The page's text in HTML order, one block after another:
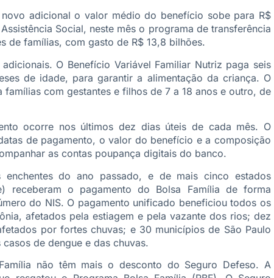
adicional o valor médio do benefício sobe para R$
Social, neste mês o programa de transferência
de famílias, com gasto de R$ 13,8 bilhões.
O Benefício Variável Familiar Nutriz paga seis
de idade, para garantir a alimentação da criança. O
com gestantes e filhos de 7 a 18 anos e outro, de
ocorre nos últimos dez dias úteis de cada mês. O
de pagamento, o valor do benefício e a composição
as contas poupança digitais do banco.
do ano passado, e de mais cinco estados
receberam o pagamento do Bolsa Família de forma
do NIS. O pagamento unificado beneficiou todos os
afetados pela estiagem e pela vazante dos rios; dez
por fortes chuvas; e 30 municípios de São Paulo
de dengue e das chuvas.
não têm mais o desconto do Seguro Defeso. A